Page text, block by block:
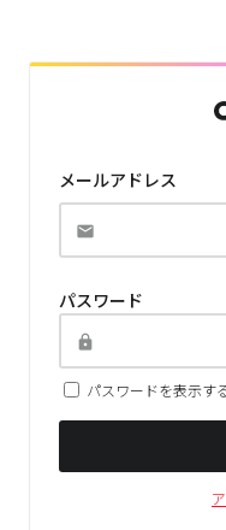
メールアドレス
パスワード
パスワードを表示す